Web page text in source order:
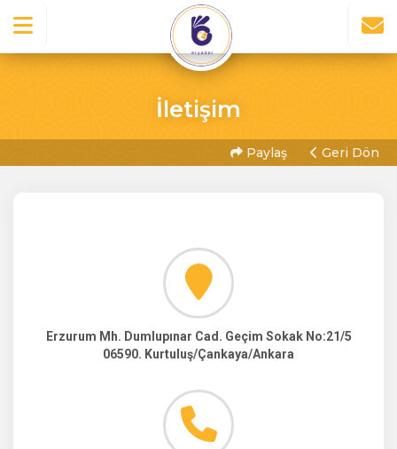
İletişim
Paylaş Geri Dön
Erzurum Mh. Dumlupınar Cad. Geçim Sokak No:21/5
06590. Kurtuluş/Çankaya/Ankara